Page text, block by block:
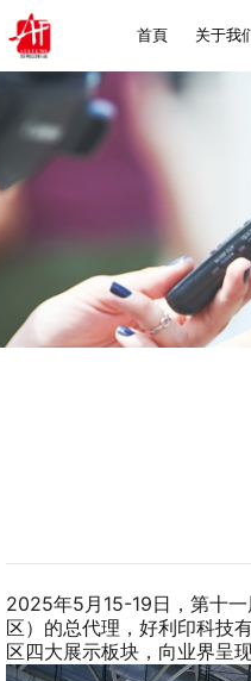
首頁 关于我
2025年5月15-19日，第十
区）的总代理，好利印科技
区四大展示板块，向业界呈